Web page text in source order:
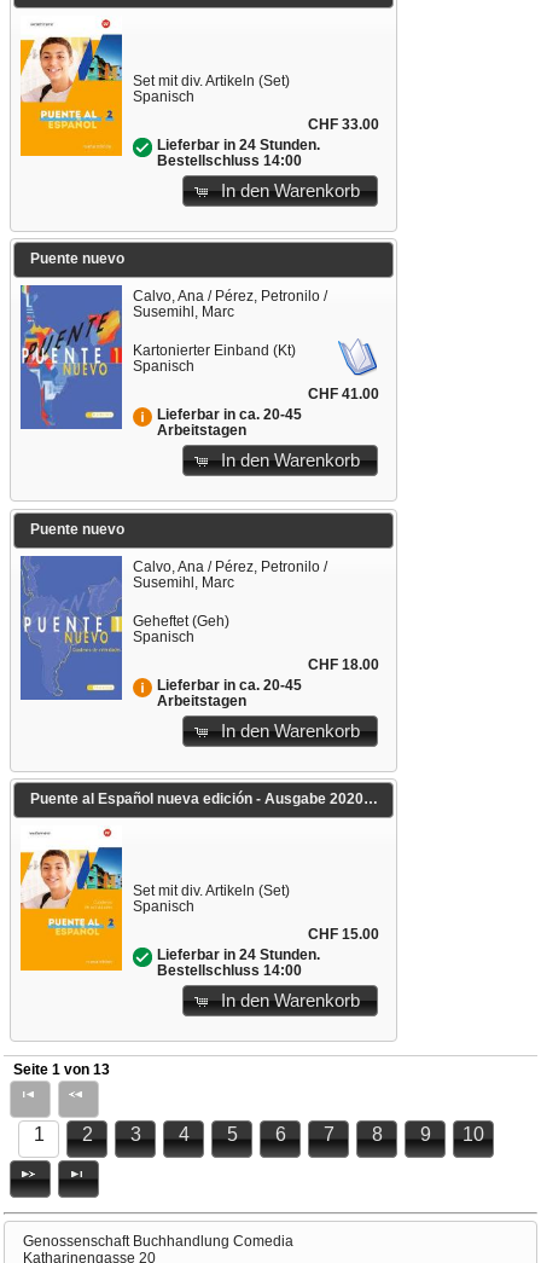
Set mit div. Artikeln (Set)
Spanisch
CHF 33.00
Lieferbar in 24 Stunden.
Bestellschluss 14:00
In den Warenkorb
Puente nuevo
Calvo, Ana / Pérez, Petronilo /
Susemihl, Marc
Kartonierter Einband (Kt)
Spanisch
CHF 41.00
Lieferbar in ca. 20-45
Arbeitstagen
In den Warenkorb
Puente nuevo
Calvo, Ana / Pérez, Petronilo /
Susemihl, Marc
Geheftet (Geh)
Spanisch
CHF 18.00
Lieferbar in ca. 20-45
Arbeitstagen
In den Warenkorb
Puente al Español nueva edición - Ausgabe 2020
Set mit div. Artikeln (Set)
Spanisch
CHF 15.00
Lieferbar in 24 Stunden.
Bestellschluss 14:00
In den Warenkorb
Seite 1 von 13
1 2 3 4 5 6 7 8 9 10
Genossenschaft Buchhandlung Comedia
Katharinengasse 20